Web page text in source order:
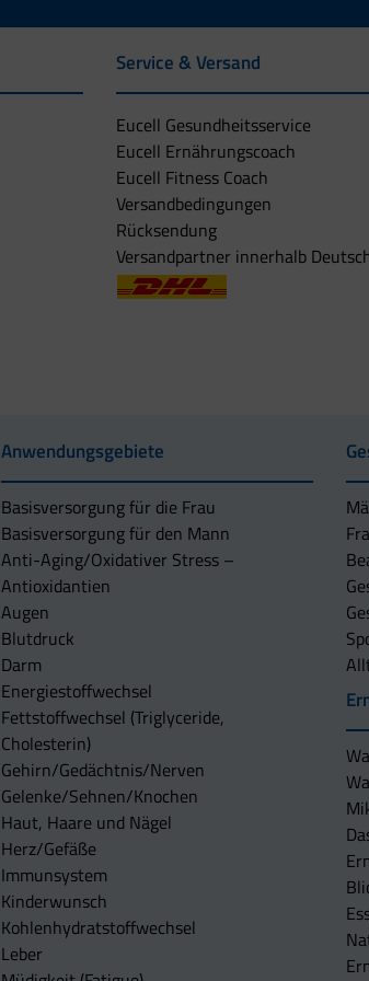
Service & Versand
Eucell Gesundheitsservice
Eucell Ernährungscoach
Eucell Fitness Coach
Versandbedingungen
Rücksendung
Versandpartner innerhalb
Anwendungsgebiete
Basisversorgung für die Frau
Basisversorgung für den Mann
Anti-Aging/Oxidativer Stress –
Antioxidantien
Augen
Blutdruck
Darm
Energiestoffwechsel
Fettstoffwechsel (Triglyceride,
Cholesterin)
Gehirn/Gedächtnis/Nerven
Gelenke/Sehnen/Knochen
Haut, Haare und Nägel
Herz/Gefäße
Immunsystem
Kinderwunsch
Kohlenhydratstoffwechsel
Leber